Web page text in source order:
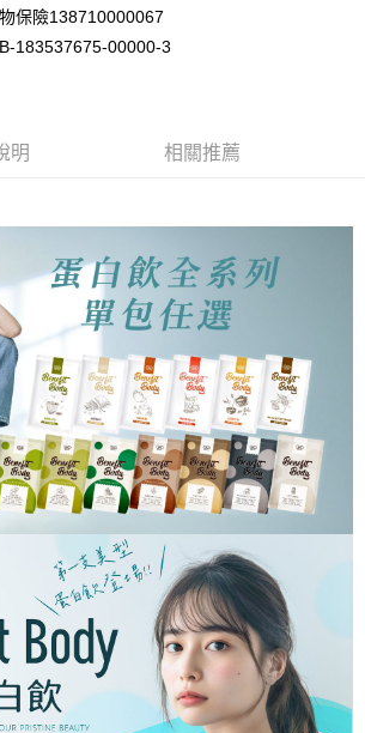
】
數及費用金額請依後續交易確認頁面所載為準。
單，「大哥付你分期」於每月結算日後寄送繳費提
後，可選擇「超商條碼／台灣大直營門市／銀行轉
」等通路繳費。
大股份有限公司」（以下簡稱本公司）所提供，讓
服務購買商品或服務，並由商店將買賣／分期付款
司後，依約使用本公司帳單繳交帳款。
哥付你分期」之契約關係目的，商店將以您的個人
地址）提供予台灣大哥大進項蒐集、處理及利用，
分期帳單所需資料之確認、核對及更正。
詳閱以下連結：
https://oppay.tw/userRule
收到商品之後才付款」的支付方式。 讓您購物簡單
服務後，再付款。
結帳流程】
先享後付」後，將跳轉至「AFTEE先享後付」
證並確認金額後，即可完成結帳。
將收到繳費通知簡訊。
14天內，點擊此簡訊中的連結，可透過四大超商／
元方式進行付款，方視為交易完成。
當下不需立刻繳費，但若您需要取消訂單，請聯絡
家同意取消之訂單仍視為有效，需透過AFTEE先享
先享後付 」之結帳頁面顯示為準，若有關於
取消欲退款等相關疑問，請聯繫「AFTEE先享後付
netprotections.freshdesk.com/support/home
有限公司提供之「AFTEE先享後付」服務完成之交
圍內提供個人資料，並將交易相關給付款項請求債
限公司。
宜，請瀏覽以下網址：
事先徵得法定代理人或監護人之同意方可使用
若未經同意申辦者引起之損失，本公司不負相關責
含以上)免運費
含以上)免運費
含以上)免運費
含以上)免運費
保險138710000067
183537675-00000-3
明 相關推薦